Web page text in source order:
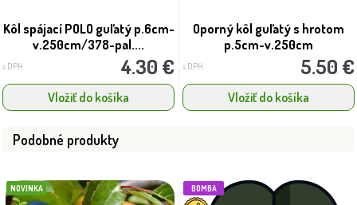
Kôl spájací POLO guľatý p.6cm-
v.250cm/378-pal....
s DPH 4.30 €
Vložiť do košíka
Oporný kôl guľatý s hrotom
p.5cm-v.250cm
s DPH 5.50 €
Vložiť do košíka
Podobné produkty
NOVINKA BOMBA